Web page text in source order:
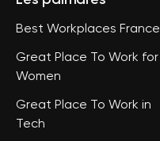
Best Workplaces France
Great Place To Work for
Women
Great Place To Work in
Tech